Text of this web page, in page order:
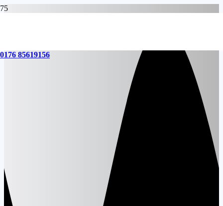
0176 85619156